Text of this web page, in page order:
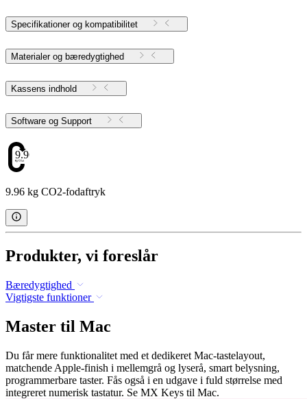
Specifikationer og kompatibilitet
Materialer og bæredygtighed
Kassens indhold
Software og Support
9.96
9.96 kg CO2-fodaftryk
Produkter, vi foreslår
Bæredygtighed
Vigtigste funktioner
Master til Mac
Du får mere funktionalitet med et dedikeret Mac-tastelayout,
matchende Apple-finish i mellemgrå og lyserå, smart belysning,
programmerbare taster. Fås også i en udgave i fuld størrelse med
integreret numerisk tastatur. Se MX Keys til Mac.